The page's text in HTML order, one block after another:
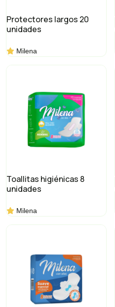
Protectores largos 20
unidades
Milena
Toallitas higiénicas 8
unidades
Milena